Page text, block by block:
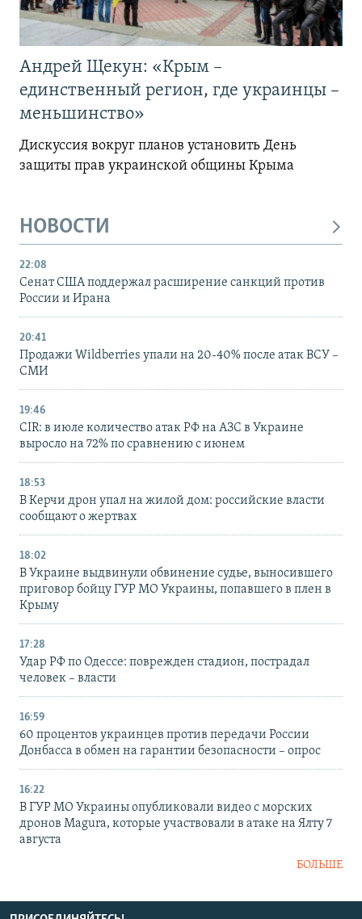
Андрей Щекун: «Крым –
единственный регион, где украинцы –
меньшинство»
Дискуссия вокруг планов установить День
защиты прав украинской общины Крыма
НОВОСТИ
22:08
Сенат США поддержал расширение санкций против
России и Ирана
20:41
Продажи Wildberries упали на 20-40% после атак ВСУ –
СМИ
19:46
CIR: в июле количество атак РФ на АЗС в Украине
выросло на 72% по сравнению с июнем
18:53
В Керчи дрон упал на жилой дом: российские власти
сообщают о жертвах
18:02
В Украине выдвинули обвинение судье, выносившего
приговор бойцу ГУР МО Украины, попавшего в плен в
Крыму
17:28
Удар РФ по Одессе: поврежден стадион, пострадал
человек – власти
16:59
60 процентов украинцев против передачи России
Донбасса в обмен на гарантии безопасности – опрос
16:22
В ГУР МО Украины опубликовали видео с морских
дронов Magura, которые участвовали в атаке на Ялту 7
августа
БОЛЬШЕ